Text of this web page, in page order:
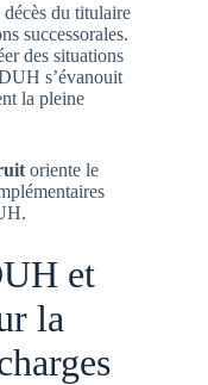
du titulaire
successorales.
des situations
s’évanouit
la pleine
oriente le
et
la